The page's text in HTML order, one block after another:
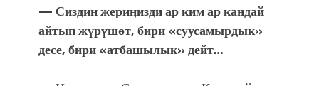
— Сиздин жериӊизди ар ким ар кандай
айтып жүрүшөт, бири «суусамырдык»
десе, бири «атбашылык» дейт…